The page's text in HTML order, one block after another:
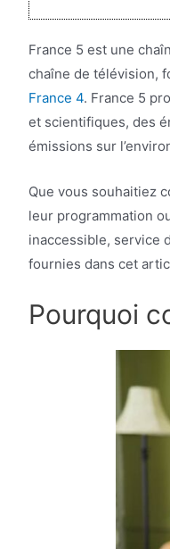
France 5 est une
chaîne de télévision,
France 4. France 5
et scientifiques, des
émissions sur
Que vous souhaitiez
leur programmation
inaccessible, service
fournies dans cet
Pourquoi